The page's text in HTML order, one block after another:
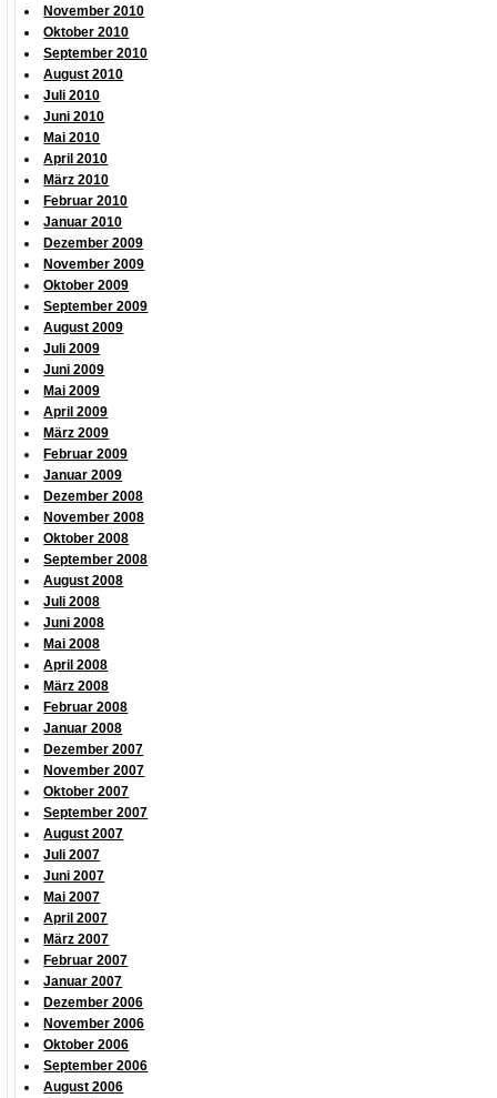
November 2010
Oktober 2010
September 2010
August 2010
Juli 2010
Juni 2010
Mai 2010
April 2010
März 2010
Februar 2010
Januar 2010
Dezember 2009
November 2009
Oktober 2009
September 2009
August 2009
Juli 2009
Juni 2009
Mai 2009
April 2009
März 2009
Februar 2009
Januar 2009
Dezember 2008
November 2008
Oktober 2008
September 2008
August 2008
Juli 2008
Juni 2008
Mai 2008
April 2008
März 2008
Februar 2008
Januar 2008
Dezember 2007
November 2007
Oktober 2007
September 2007
August 2007
Juli 2007
Juni 2007
Mai 2007
April 2007
März 2007
Februar 2007
Januar 2007
Dezember 2006
November 2006
Oktober 2006
September 2006
August 2006